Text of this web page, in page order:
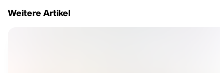
Weitere Artikel